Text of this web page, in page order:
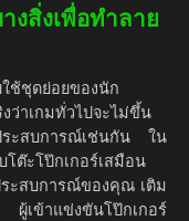
งสิ่งเพื่อทำลาย
ใช้ชุดย่อยของนัก
ว่าเกมทั่วไปจะไม่ขึ้น
ประสบการณ์เช่นกัน ใน
ต๊ะโป๊กเกอร์เสมือน
ะสบการณ์ของคุณ เติม
ผู้เข้าแข่งขันโป๊กเกอร์